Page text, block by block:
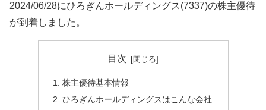
2024/06/28にひろぎんホールディングス(7337)の株主優待
が到着しました。
目次
株主優待基本情報
ひろぎんホールディングスはこんな会社